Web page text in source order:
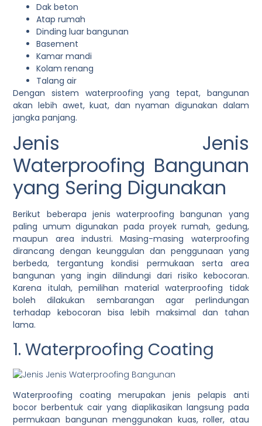
Dak beton
Atap rumah
Dinding luar bangunan
Basement
Kamar mandi
Kolam renang
Talang air
Dengan sistem waterproofing yang tepat, bangunan
akan lebih awet, kuat, dan nyaman digunakan dalam
jangka panjang.
Jenis Jenis
Waterproofing Bangunan
yang Sering Digunakan
Berikut beberapa jenis waterproofing bangunan yang
paling umum digunakan pada proyek rumah, gedung,
maupun area industri. Masing-masing waterproofing
dirancang dengan keunggulan dan penggunaan yang
berbeda, tergantung kondisi permukaan serta area
bangunan yang ingin dilindungi dari risiko kebocoran.
Karena itulah, pemilihan material waterproofing tidak
boleh dilakukan sembarangan agar perlindungan
terhadap kebocoran bisa lebih maksimal dan tahan
lama.
1. Waterproofing Coating
Waterproofing coating merupakan jenis pelapis anti
bocor berbentuk cair yang diaplikasikan langsung pada
permukaan bangunan menggunakan kuas, roller, atau